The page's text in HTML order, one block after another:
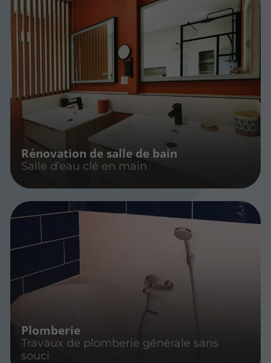
Rénovation de salle de bain
Salle d’eau clé en main
Plomberie
Travaux de plomberie générale sans
souci